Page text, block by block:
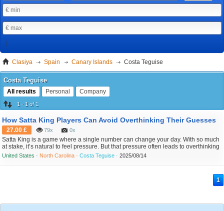
Clasiya Spain Canary Islands Costa Teguise
Costa Teguise
All results Personal Company
1 - 1 of 1
How Satta King Players Can Avoid Overthinking Their Guesses
27.00 £ 79x 0x
Satta King is a game where a single number can change your day. With so much
at stake, it’s natural to feel pressure. But that pressure often leads to overthinking
— the mental trap that causes many players to second-guess their strategies,
change their number at the last minute, or keep guessing more and more. In this
article, we’ll explore what o...
United States · North Carolina ·Costa Teguise ·2025/08/14
1